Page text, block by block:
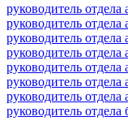
руководитель отдела
руководитель
руководитель отдела
руководитель
руководитель отдела
руководитель
руководитель
руководитель отдела